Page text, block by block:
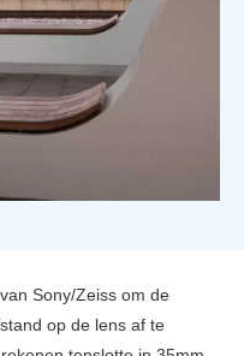
Sony/Zeiss om de
op de lens af te